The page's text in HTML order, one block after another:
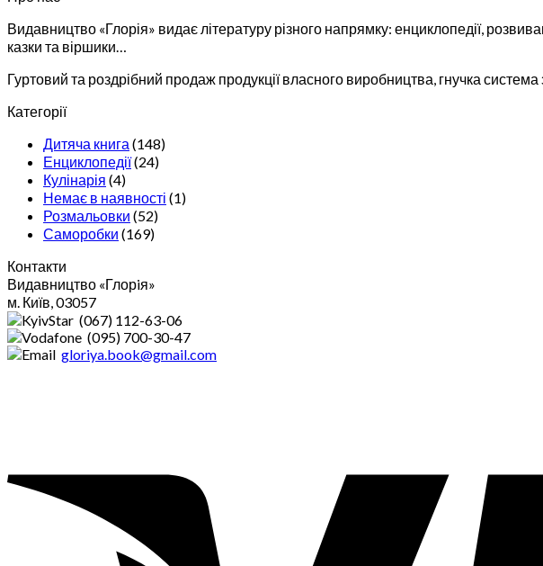
Видавництво «Глорія» видає літературу різного напрямку: енциклопедії,
казки та віршики…
Гуртовий та роздрібний продаж продукції власного виробництва, гнучка
Категорії
Дитяча книга (148)
Енциклопедії(24)
Кулінарія (4)
Немає в наявності (1)
Розмальовки (52)
Саморобки (169)
Контакти
Видавництво «Глорiя»
м. Київ, 03057
(067) 112-63-06
(095) 700-30-47
gloriya.book@gmail.com